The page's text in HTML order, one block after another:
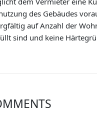
des Gebäudes
auf Anzahl der
sind und keine